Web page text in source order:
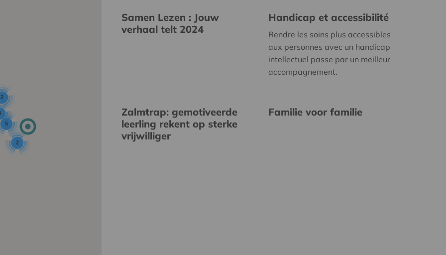
2
5
2
Samen Lezen : Jouw
verhaal telt 2024
Handicap et accessibilité
Rendre les soins plus accessibles
aux personnes avec un handicap
intellectuel passe par un meilleur
accompagnement.
Zalmtrap: gemotiveerde
leerling rekent op sterke
vrijwilliger
Familie voor familie